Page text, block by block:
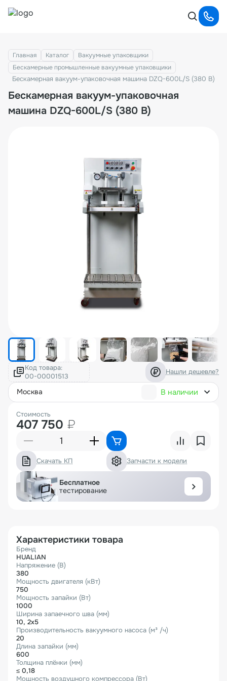
Главная Каталог
Вакуумные упаковщики
Бескамерные промышленные вакуумные упаковщики
Бескамерная вакуум-упаковочная машина DZQ-600L/S (380 В)
Бескамерная вакуум-упаковочная
машина DZQ-600L/S (380 В)
Код товара: Нашли дешевле?
москва В наличии
Стоимость
407 750 ₽
Скачать КП Запчасти к модели
Бесплатное
тестирование
Характеристики товара
Бренд
HUALIAN
Напряжение (В)
380
Мощность двигателя (кВт)
750
Мощность запайки (Вт)
1000
Ширина запаечного шва (мм)
10, 2х5
Производительность вакуумного насоса (м³ /ч)
20
Длина запайки (мм)
600
Толщина плёнки (мм)
≤ 0,18
Мощность воздушного компрессора (Вт)